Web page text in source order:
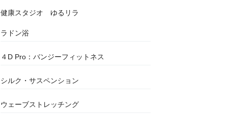
健康スタジオ ゆるリラ
ラドン浴
４D Pro：バンジーフィットネス
シルク・サスペンション
ウェーブストレッチング